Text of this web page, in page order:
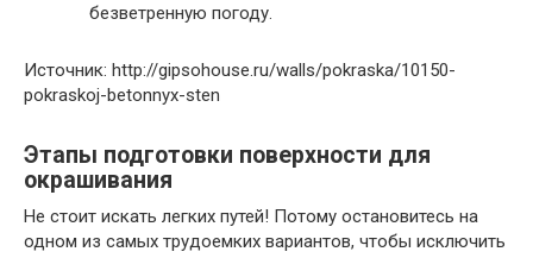
безветренную погоду.
Источник: http://gipsohouse.ru/walls/pokraska/10150-
pokraskoj-betonnyx-sten
Этапы подготовки поверхности для
окрашивания
Не стоит искать легких путей! Потому остановитесь на
одном из самых трудоемких вариантов, чтобы исключить